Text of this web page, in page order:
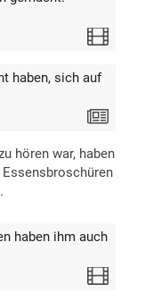
haben, sich auf
hören war, haben
haben ihm auch